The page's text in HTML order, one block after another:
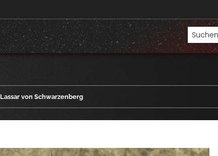
Lassar von Schwarzenberg